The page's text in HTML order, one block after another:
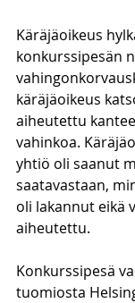
Käräjäoikeus
konkurssipesän
käräjäoikeus
aiheutettu
vahinkoa.
yhtiö oli saanut
saatavastaan,
oli lakannut eikä
aiheutettu.
Konkurssipesä
tuomiosta